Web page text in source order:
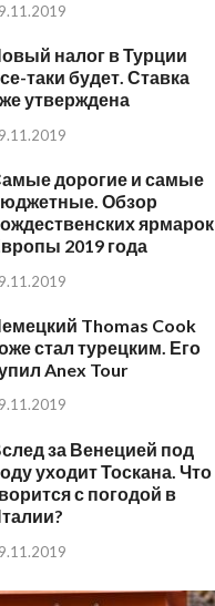
налог в Турции
таки будет. Ставка
утверждена
дорогие и самые
Обзор
ярмарок
2019 года
Thomas Cook
стал турецким. Его
Anex Tour
за Венецией под
уходит Тоскана. Что
с погодой в